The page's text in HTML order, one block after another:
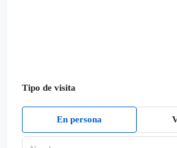
Tipo de visita
En persona